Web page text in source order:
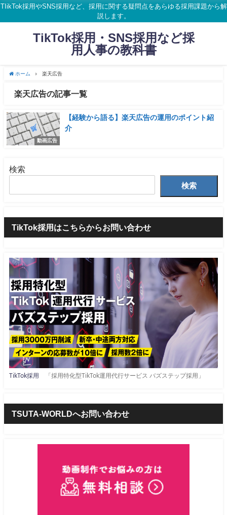
TIikTok採用やSNS採用など、採用に関する疑問点をあらゆる採用課題から解
説します。
TikTok採用・SNS採用など採
用人事の教科書
ホーム 楽天広告
楽天広告の記事一覧
動画広告
【経験から語る】楽天広告の運用のポイント紹
介
検索
検索
TikTok採用はこちらからお問い合わせ
TikTok採用 「採用特化型TikTok運用代行サービス バズステップ採用」
TSUTA-WORLDへお問い合わせ